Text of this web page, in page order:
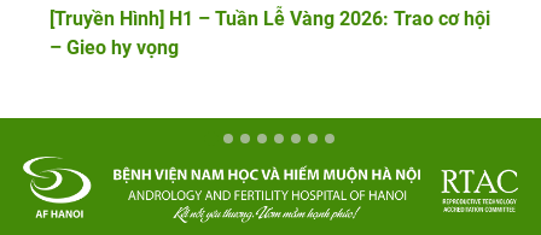
[Truyền Hình] H1 – Tuần Lễ Vàng 2026: Trao cơ hội
– Gieo hy vọng